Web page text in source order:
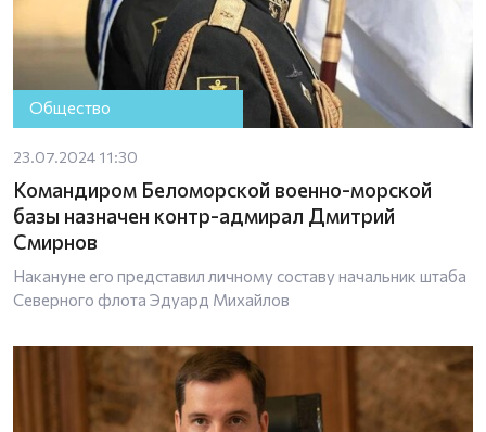
Общество
23.07.2024 11:30
Командиром Беломорской военно-морской
базы назначен контр-адмирал Дмитрий
Смирнов
Накануне его представил личному составу начальник штаба
Северного флота Эдуард Михайлов